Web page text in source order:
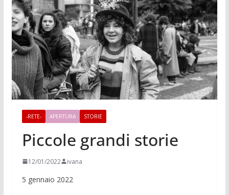
-RETE- APERTURA STORIE
Piccole grandi storie
12/01/2022 ivana
5 gennaio 2022